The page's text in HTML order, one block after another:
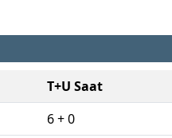
T+U Saat
6 + 0